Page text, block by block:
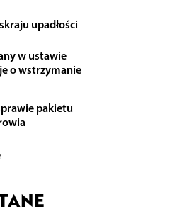
upadłości
w ustawie
o wstrzymanie
pakietu